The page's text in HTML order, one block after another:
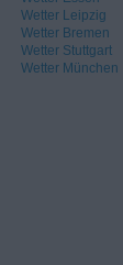
Wetter Leipzig
Wetter Bremen
Wetter Stuttgart
Wetter München